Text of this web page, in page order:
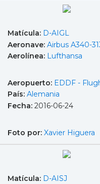
Matícula: D-AIGL
Aeronave: Airbus A340-
Aerolínea: Lufthansa
Aeropuerto: EDDF -
País: Alemania
Fecha: 2016-06-24
Foto por: Xavier Higuera
Matícula: D-AISJ